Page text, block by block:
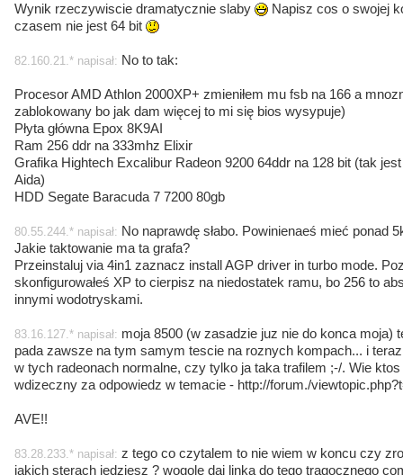
Wynik rzeczywiscie dramatycznie slaby
Napisz cos o swojej
czasem nie jest 64 bit
82.160.21.* napisał: No to tak:
Procesor AMD Athlon 2000XP+ zmieniłem mu fsb na 166 a
zablokowany bo jak dam więcej to mi się bios wysypuje)
Płyta główna Epox 8K9AI
Ram 256 ddr na 333mhz Elixir
Grafika Hightech Excalibur Radeon 9200 64ddr na 128 bit (tak
Aida)
HDD Segate Baracuda 7 7200 80gb
80.55.244.* napisał: No naprawdę słabo. Powinienaeś mieć ponad
Jakie taktowanie ma ta grafa?
Przeinstaluj via 4in1 zaznacz install AGP driver in turbo mode.
skonfigurowałeś XP to cierpisz na niedostatek ramu, bo 256 to
innymi wodotryskami.
83.16.127.* napisał: moja 8500 (w zasadzie juz nie do konca moja)
pada zawsze na tym samym tescie na roznych kompach... i
w tych radeonach normalne, czy tylko ja taka trafilem ;-/. Wie
wdizeczny za odpowiedz w temacie - http://forum./
AVE!!
83.28.233.* napisał: z tego co czytalem to nie wiem w koncu czy
jakich sterach jedziesz ? wogole daj linka do tego tragocznego